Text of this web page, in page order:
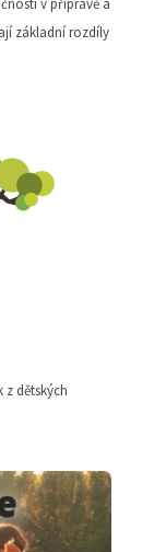
v přípravě a
základní rozdíly
z dětských